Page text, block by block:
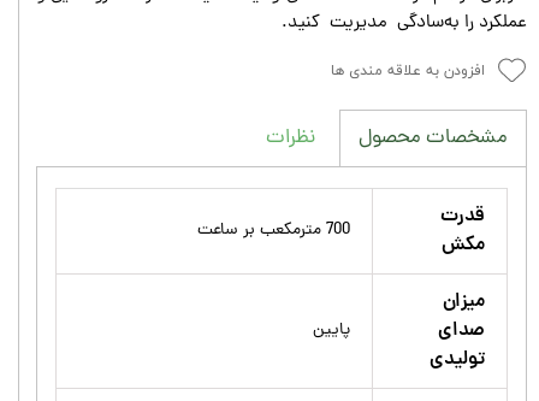
عملکرد را به‌سادگی مدیریت کنید.
افزودن به علاقه مندی ها
مشخصات محصول نظرات
قدرت
مکش
700 مترمکعب بر ساعت
میزان
صدای
تولیدی
پایین